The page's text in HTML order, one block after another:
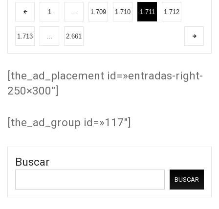
1 1.709 1.710 1.711 1.712
1.713 2.661
[the_ad_placement id=»entradas-right-
250×300″]
[the_ad_group id=»117″]
Buscar
BUSCAR